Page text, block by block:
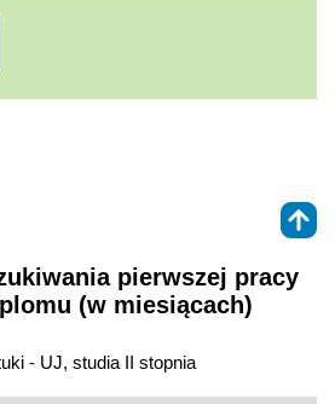
pierwszej pracy
(w miesiącach)
- UJ, studia II stopnia